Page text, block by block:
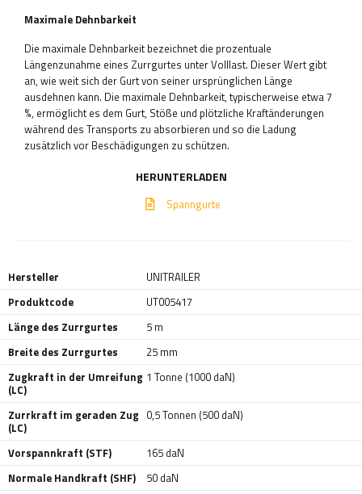
Maximale Dehnbarkeit
Die maximale Dehnbarkeit bezeichnet die prozentuale
Längenzunahme eines Zurrgurtes unter Volllast. Dieser Wert gibt
an, wie weit sich der Gurt von seiner ursprünglichen Länge
ausdehnen kann. Die maximale Dehnbarkeit, typischerweise etwa 7
%, ermöglicht es dem Gurt, Stöße und plötzliche Kraftänderungen
während des Transports zu absorbieren und so die Ladung
zusätzlich vor Beschädigungen zu schützen.
HERUNTERLADEN
Spanngurte
Hersteller
UNITRAILER
Produktcode
UT005417
Länge des Zurrgurtes
5 m
Breite des Zurrgurtes
25 mm
Zugkraft in der Umreifung
(LC)
1 Tonne (1000 daN)
Zurrkraft im geraden Zug
(LC)
0,5 Tonnen (500 daN)
Vorspannkraft (STF)
165 daN
Normale Handkraft (SHF)
50 daN